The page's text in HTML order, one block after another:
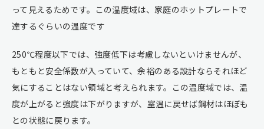
って見えるためです。この温度域は、家庭のホットプレートで
達するぐらいの温度です
250℃程度以下では、強度低下は考慮しないといけませんが、
もともと安全係数が入っていて、余裕のある設計ならそれほど
気にすることはない領域と考えられます。この温度域では、温
度が上がると強度は下がりますが、室温に戻せば鋼材はほぼも
との状態に戻ります。